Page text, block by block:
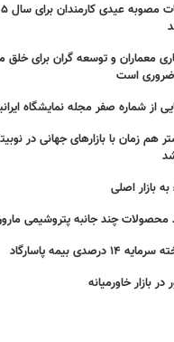
جزییات
معماران و توسعه گران برای خلق
ضروری است
از شماره صفر مجله نمایشگاه
هم زمان با بازارهای جهانی در
به بازار اصلی
محصولات چند جانبه پتروشیمی
14 درصدی بیمه پاسارگاد
بازار خاورمیانه